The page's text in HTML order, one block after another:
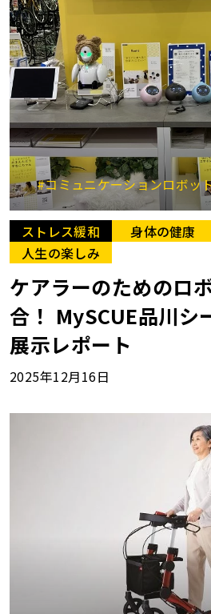
#コミュニケーションロボ
ストレス緩和 身体の健康
人生の楽しみ
ケアラーのためのロ
合！ MySCUE品川シ
展示レポート
2025年12月16日